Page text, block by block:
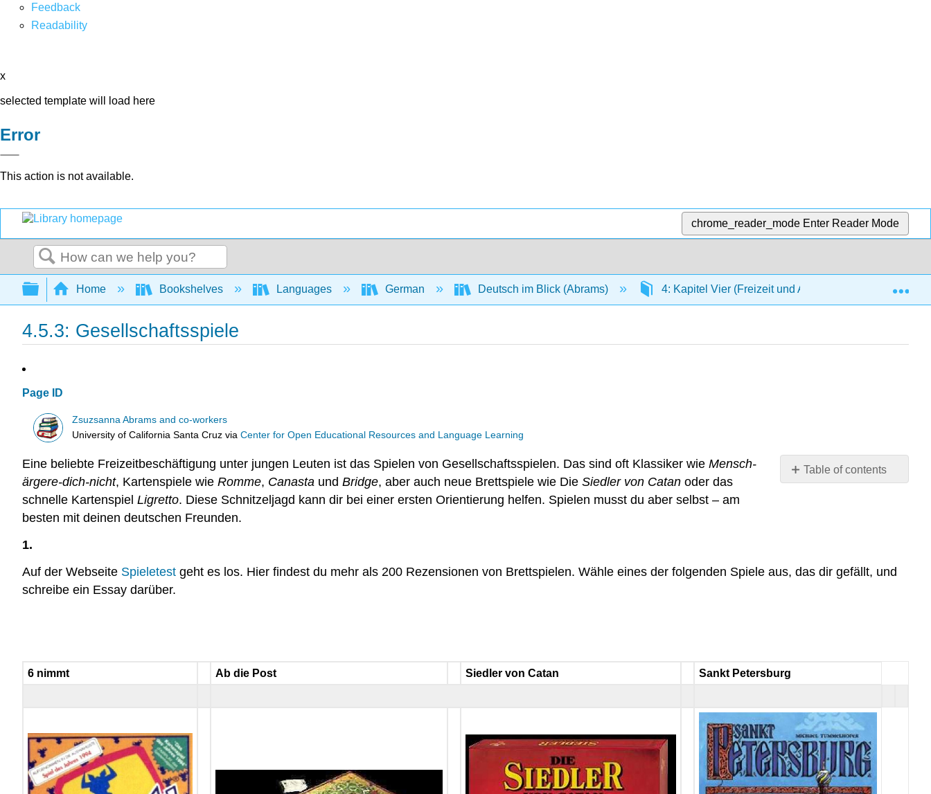
Feedback
Readability
x
selected template will load here
Error
This action is not available.
chrome_reader_mode Enter Reader Mode
Search
Expand/collapse global hierarchy
Home Bookshelves Languages German Deutsch im Blick (Abrams) 4: Kapitel Vier (Freizeit und Ausgehen) 4.5:
4.5.3: Gesellschaftsspiele
Page ID
Zsuzsanna Abrams and co-workers
University of California Santa Cruz viaCenter for Open Educational Resources and Language Learning
Table of contents
No
Eine beliebte Freizeitbeschäftigung unter jungen Leuten ist das Spielen von Gesellschaftsspielen. Das sind oft Klassiker wie Mensch-
ärgere-dich-nicht, Kartenspiele wie Romme, Canasta und Bridge, aber auch neue Brettspiele wie Die Siedler von Catan oder das
schnelle Kartenspiel Ligretto. Diese Schnitzeljagd kann dir bei einer ersten Orientierung helfen. Spielen musst du aber selbst – am
besten mit deinen deutschen Freunden.
1.
Auf der Webseite Spieletest geht es los. Hier findest du mehr als 200 Rezensionen von Brettspielen. Wähle eines der folgenden Spiele aus, das dir gefällt, und
schreibe ein Essay darüber.
6 nimmt Ab die Post Siedler von Catan Sankt Petersburg